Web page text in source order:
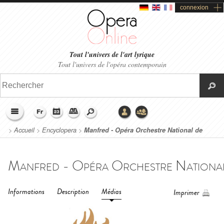
connexion
Tout l'univers de l'art lyrique
Tout l'univers de l'opéra contemporain
>Accueil> Encyclopera > Manfred - Opéra Orchestre National de
Montpellier (2017)
Informations Description Médias Imprimer